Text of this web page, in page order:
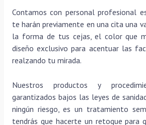
Contamos con personal profesional
te harán previamente en una cita una
la forma de tus cejas, el color que
diseño exclusivo para acentuar las
realzando tu mirada.
Nuestros productos y
garantizados bajos las leyes de
ningún riesgo, es un tratamiento
tendrás que hacerte un retoque para